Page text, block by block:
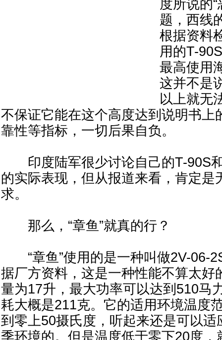
度所说的
题，西线
根据资料
用的T-
最高使用
这并不是
以上就无
不保证它能在这个高度达到说明书上
靠性等指标，一切后果自负。
印度陆军很少讨论自己的T-90S
的实际表现，但从报道来看，肯定是
求。
那么，“章鱼”就真的行？
“章鱼”使用的是一种叫做2V-06-
据厂方资料，这是一种性能不算太好
量为17升，最大功率可以达到510马
耗大概是211克。它的适用环境温度
到零上50摄氏度，听起来还是可以适
季环境的。但是温度低于零下20度，